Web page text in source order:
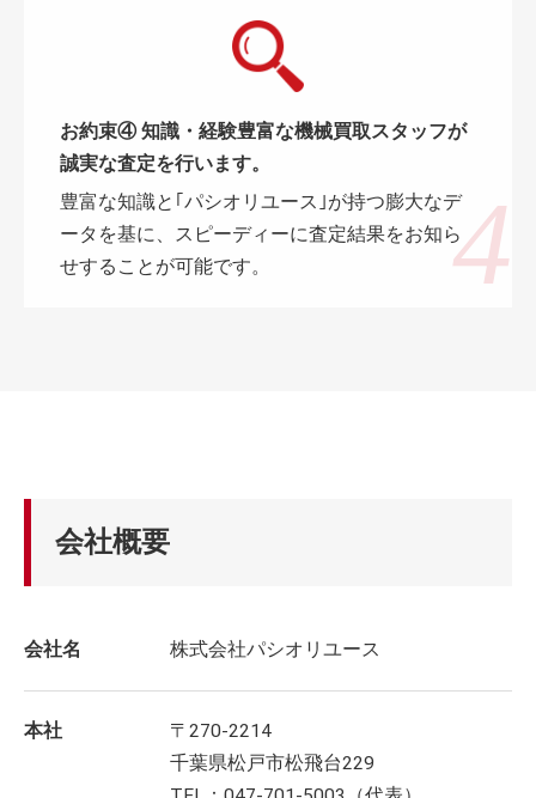
お約束④ 知識・経験豊富な機械買取スタッフが
誠実な査定を行います。
豊富な知識と｢パシオリユース｣が持つ膨大なデ
ータを基に、スピーディーに査定結果をお知ら
せすることが可能です。
会社概要
会社名 株式会社パシオリユース
本社
〒270-2214
千葉県松戸市松飛台229